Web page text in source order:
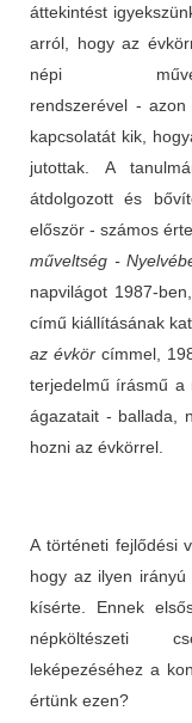
áttekintést
arról, hogy az
népi
rendszerével -
kapcsolatát kik,
jutottak. A
átdolgozott és
először - számos
műveltség -
napvilágot 1987-
című kiállításának
az évkör címmel,
terjedelmű írásmű a
ágazatait - ballada,
hozni az évkörrel.
A történeti fejlődési
hogy az ilyen irányú
kísérte. Ennek
népköltészeti
leképezéséhez a
értünk ezen?